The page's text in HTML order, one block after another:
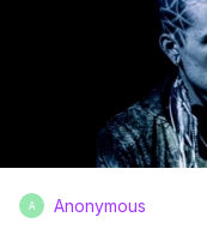
A Anonymous